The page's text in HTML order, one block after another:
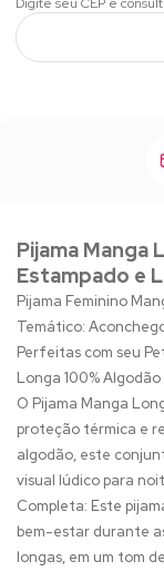
Pijama Manga
Estampado e
Pijama Feminino
Temático:
Perfeitas com seu
Longa 100%
O Pijama Manga
proteção térmica e
algodão, este
visual lúdico para
Completa: Este
bem-estar durante
longas, em um tom